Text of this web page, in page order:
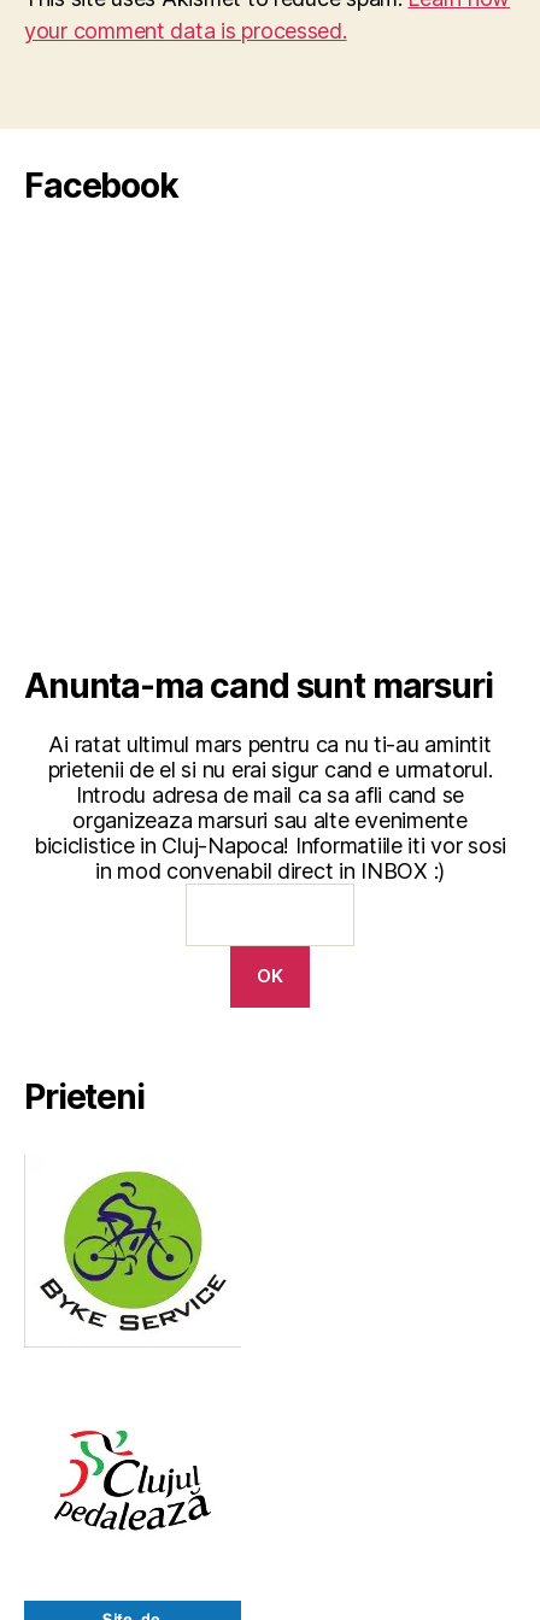
your comment data is processed.
Facebook
Anunta-ma cand sunt marsuri
Ai ratat ultimul mars pentru ca nu ti-au amintit
prietenii de el si nu erai sigur cand e urmatorul.
Introdu adresa de mail ca sa afli cand se
organizeaza marsuri sau alte evenimente
biciclistice in Cluj-Napoca! Informatiile iti vor sosi
in mod convenabil direct in INBOX :)
Prieteni